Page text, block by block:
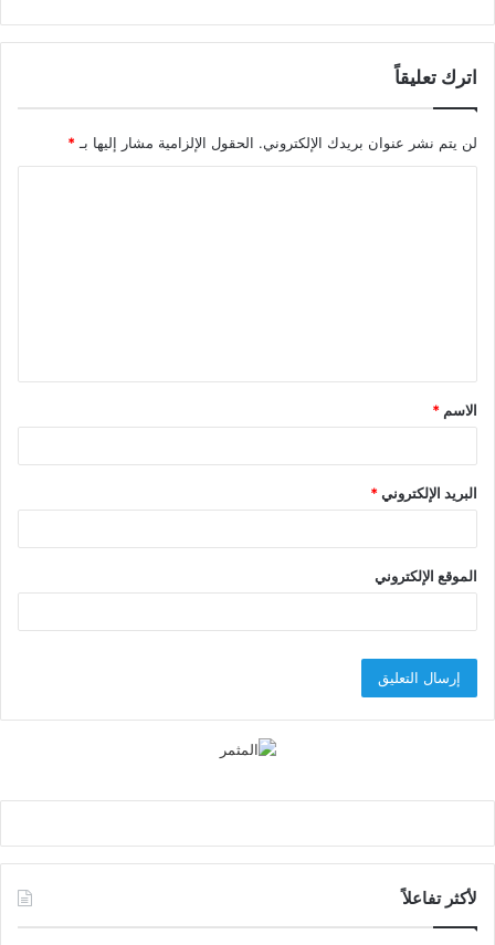
اترك تعليقاً
لن يتم نشر عنوان بريدك الإلكتروني. الحقول الإلزامية مشار إليها بـ *
ق
*
الاسم *
البريد الإلكتروني*
الموقع الإلكتروني
لأكثر تفاعلاً